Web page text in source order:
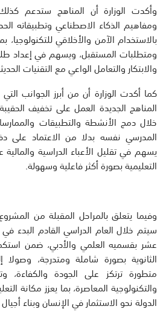
وأكدت الوزارة أن المناهج ستدعم
ومفاهيم الذكاء الاصطناعي وتطبيقاته
بالاستخدام الآمن والأخلاقي للتكنولوجيا،
ومتطلبات المستقبل، ويسهم في إعداد
والابتكار والتعامل الواعي مع التقنيات
كما أكدت الوزارة أن من أبرز الجوانب
المناهج الجديدة العمل على تخفيف
خلال دمج الأنشطة والتطبيقات
المدرسي نفسه بدلا من الاعتماد على
يسهم في تقليل الأعباء الدراسية
التعليمية بصورة أكثر فاعلية وسهولة.
وفيما يتعلق بالمراحل المقبلة من
سيتم خلال العام الدراسي القادم البدء
عشر بقسميه العلمي والأدبي، ضمن
الثانوية بصورة شاملة ومتدرجة،
متطورة ترتكز على الجودة والكفاءة،
والتكنولوجية المعاصرة، بما يعزز مكانة
الدولة نحو الاستثمار في الإنسان وبناء